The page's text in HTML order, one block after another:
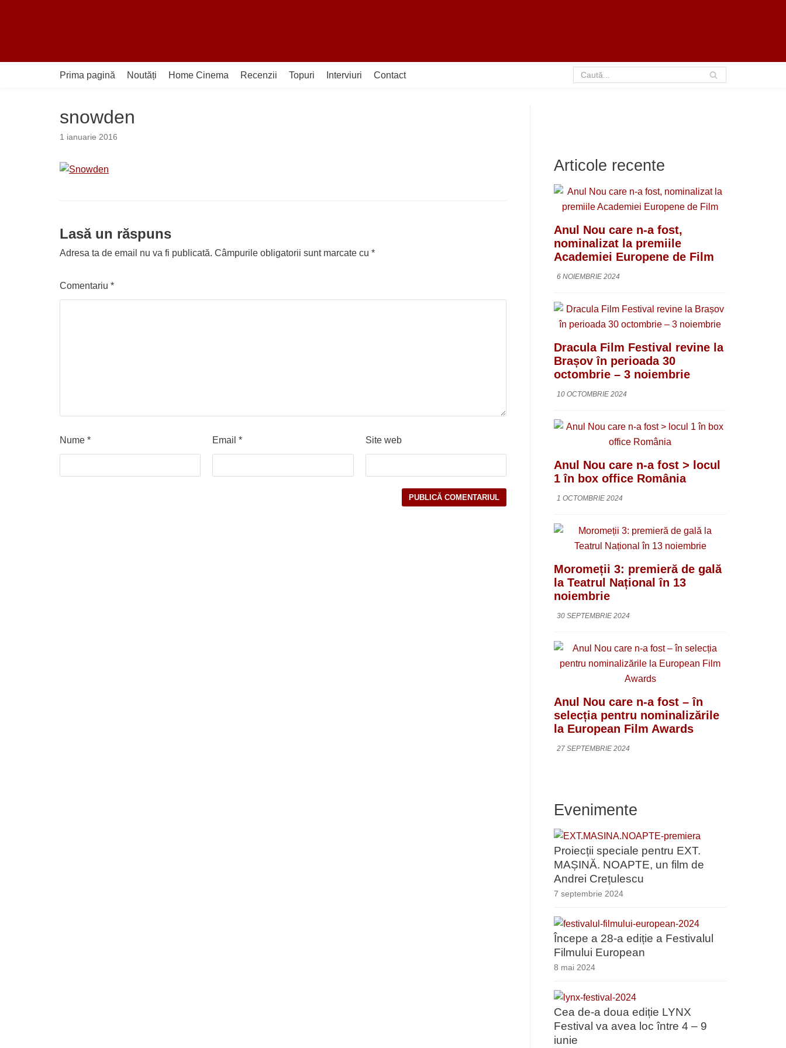
conținut
Prima pagină
Noutăți Home Cinema Recenzii Topuri Interviuri Contact
snowden
1 ianuarie 2016
Lasă un răspuns
Adresa ta de email nu va fi publicată. Câmpurile obligatorii sunt marcate cu *
Comentariu *
Nume * Email* Site web
Articole recente
Anul Nou care n-a fost,
nominalizat la premiile
Academiei Europene de Film
6 NOIEMBRIE 2024
Dracula Film Festival revine la
Brașov în perioada 30
octombrie – 3 noiembrie
10 OCTOMBRIE 2024
Anul Nou care n-a fost > locul
1 în box office România
1 OCTOMBRIE 2024
Moromeții 3: premieră de gală
la Teatrul Național în 13
noiembrie
30 SEPTEMBRIE 2024
Anul Nou care n-a fost – în
selecția pentru nominalizările
la European Film Awards
27 SEPTEMBRIE 2024
Evenimente
Proiecții speciale pentru EXT.
MAȘINĂ. NOAPTE, un film de
Andrei Crețulescu
7 septembrie 2024
Începe a 28-a ediție a Festivalul
Filmului European
8 mai 2024
Cea de-a doua ediție LYNX
Festival va avea loc între 4 – 9
iunie